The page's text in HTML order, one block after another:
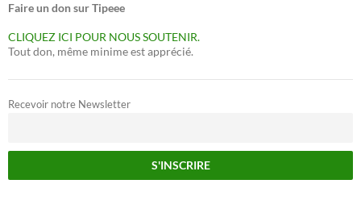
Faire un don sur Tipeee
CLIQUEZ ICI POUR NOUS SOUTENIR.
Tout don, même minime est apprécié.
Recevoir notre Newsletter